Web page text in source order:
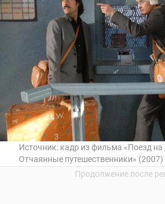
Источник: кадр из фильма «Поезд
Отчаянные путешественники» (2007)